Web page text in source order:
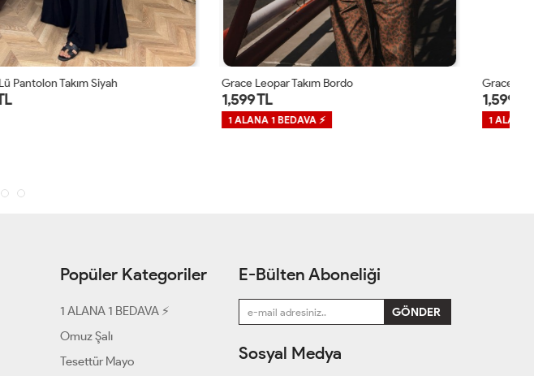
Grace Leopar Takım Bordo
1,599 TL
Grace Leopar Takım Acı Kahve
1,599 TL
1 ALANA 1 BEDAVA ⚡
Popüler Kategoriler
1 ALANA 1 BEDAVA ⚡
Omuz Şalı
Tesettür Mayo
E-Bülten Aboneliği
Sosyal Medya